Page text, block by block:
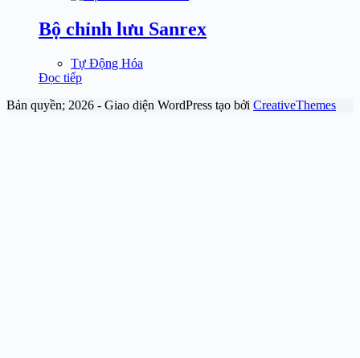
Bộ chỉnh lưu Sanrex
Tự Động Hóa
Đọc tiếp
Bản quyền; 2026 - Giao diện WordPress tạo bởi CreativeThemes